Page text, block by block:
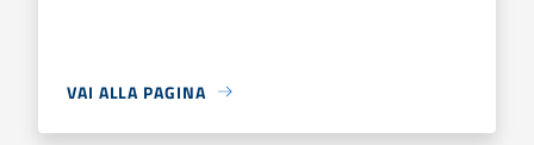
VAI ALLA PAGINA